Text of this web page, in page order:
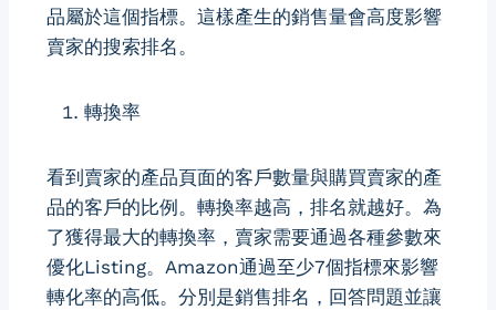
品屬於這個指標。這樣產生的銷售量會高度影響
賣家的搜索排名。
轉換率
看到賣家的產品頁面的客戶數量與購買賣家的產
品的客戶的比例。轉換率越高，排名就越好。為
了獲得最大的轉換率，賣家需要通過各種參數來
優化Listing。Amazon通過至少7個指標來影響
轉化率的高低。分別是銷售排名，回答問題並讓